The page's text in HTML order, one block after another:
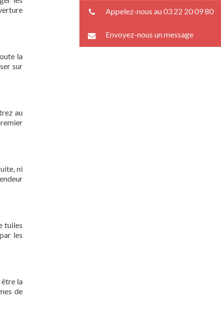
la
sur
au
ni
tuiles
les
la
de
Appelez-nous au 03 22 20 09 80
Envoyez-nous un message